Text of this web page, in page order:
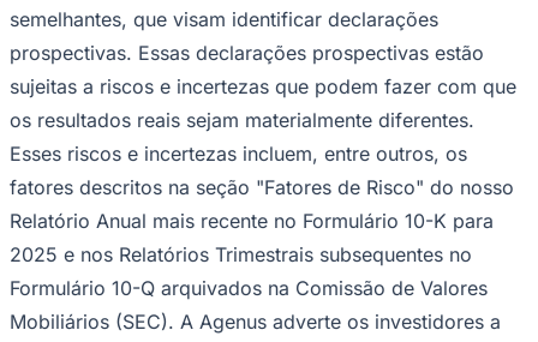
semelhantes, que visam identificar declarações
prospectivas. Essas declarações prospectivas estão
sujeitas a riscos e incertezas que podem fazer com que
os resultados reais sejam materialmente diferentes.
Esses riscos e incertezas incluem, entre outros, os
fatores descritos na seção "Fatores de Risco" do nosso
Relatório Anual mais recente no Formulário 10-K para
2025 e nos Relatórios Trimestrais subsequentes no
Formulário 10-Q arquivados na Comissão de Valores
Mobiliários (SEC). A Agenus adverte os investidores a